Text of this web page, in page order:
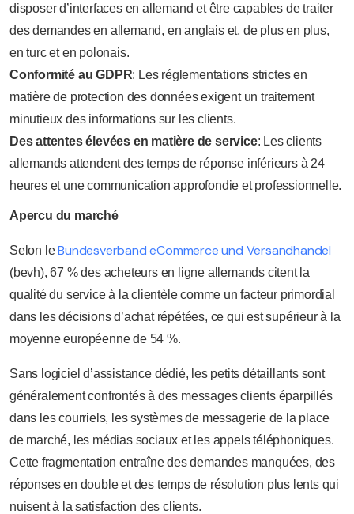
disposer d’interfaces en allemand et être capables de traiter
des demandes en allemand, en anglais et, de plus en plus,
en turc et en polonais.
Conformité au GDPR: Les réglementations strictes en
matière de protection des données exigent un traitement
minutieux des informations sur les clients.
Des attentes élevées en matière de service: Les clients
allemands attendent des temps de réponse inférieurs à 24
heures et une communication approfondie et professionnelle.
Apercu du marché
Selon leBundesverband eCommerce und Versandhandel
(bevh), 67 % des acheteurs en ligne allemands citent la
qualité du service à la clientèle comme un facteur primordial
dans les décisions d’achat répétées, ce qui est supérieur à la
moyenne européenne de 54 %.
Sans logiciel d’assistance dédié, les petits détaillants sont
généralement confrontés à des messages clients éparpillés
dans les courriels, les systèmes de messagerie de la place
de marché, les médias sociaux et les appels téléphoniques.
Cette fragmentation entraîne des demandes manquées, des
réponses en double et des temps de résolution plus lents qui
nuisent à la satisfaction des clients.